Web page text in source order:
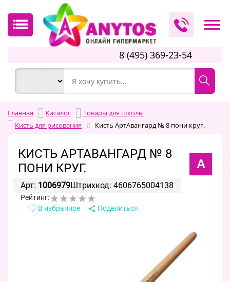
8 (495) 369-23-54
Главная Каталог
Товары для школы
Кисть для рисования
Кисть АртАвангард № 8 пони круг.
КИСТЬ АРТАВАНГАРД № 8
ПОНИ КРУГ.
А
Арт: 1006979Штрихкод: 4606765004138
Рейтинг:
В избранное
Поделиться